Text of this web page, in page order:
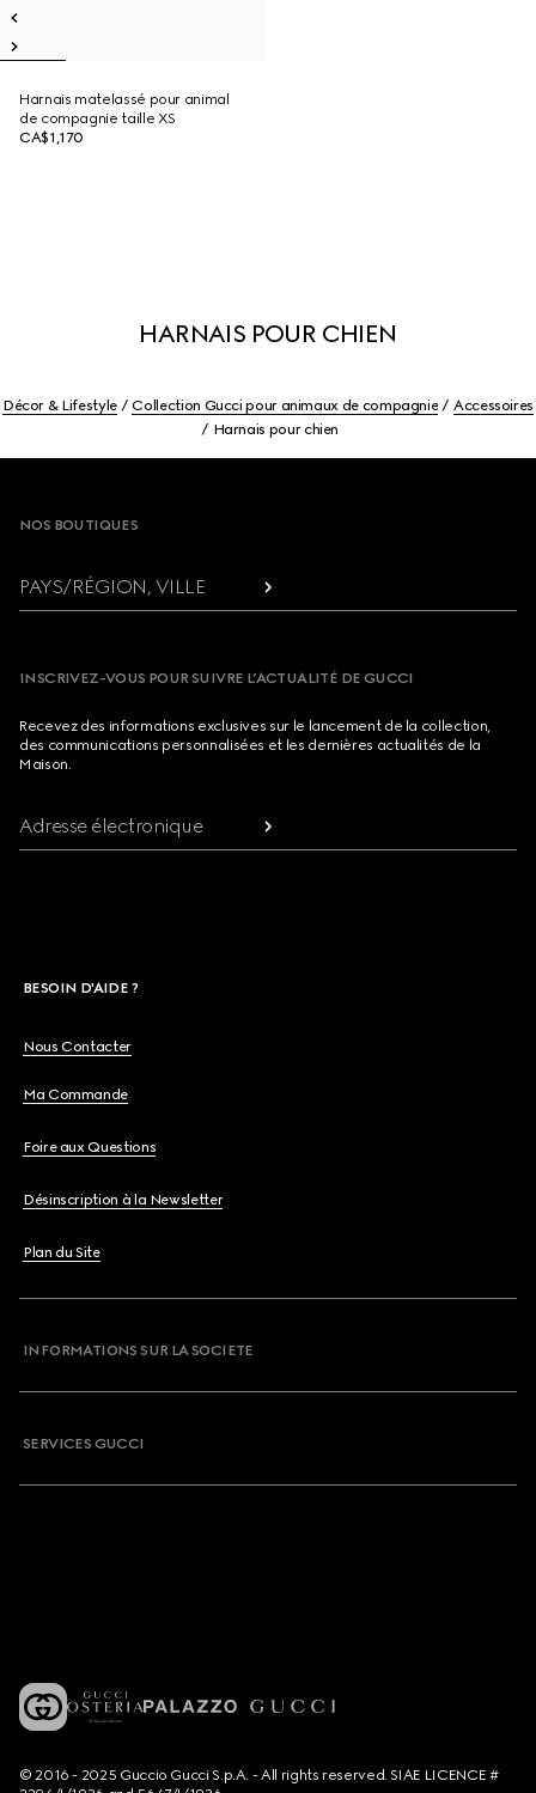
Harnais matelassé pour animal
de compagnie taille XS
CA$1,170
HARNAIS POUR CHIEN
Décor & Lifestyle Collection Gucci pour animaux de compagnie
Accessoires
Harnais pour chien
NOS BOUTIQUES
PAYS/RÉGION, VILLE
INSCRIVEZ-VOUS POUR SUIVRE L’ACTUALITÉ DE GUCCI
Recevez des informations exclusives sur le lancement de la collection,
des communications personnalisées et les dernières actualités de la
Maison.
Adresse électronique
BESOIN D'AIDE ?
Nous Contacter
Ma Commande
Foire aux Questions
Désinscription à la Newsletter
Plan du Site
INFORMATIONS SUR LA SOCIETE
SERVICES GUCCI
© 2016 - 2025 Guccio Gucci S.p.A. - All rights reserved. SIAE LICENCE #